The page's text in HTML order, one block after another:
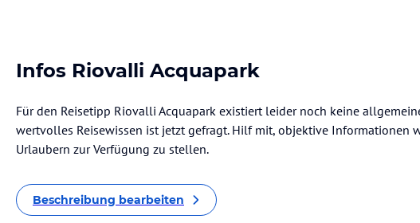
Infos Riovalli Acquapark
Für den Reisetipp Riovalli Acquapark existiert leider noch keine
wertvolles Reisewissen ist jetzt gefragt. Hilf mit, objektive Informationen
Urlaubern zur Verfügung zu stellen.
Beschreibung bearbeiten